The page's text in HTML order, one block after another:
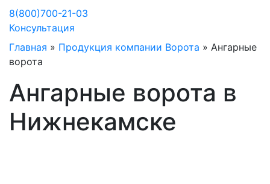
8(800)700-21-03
Консультация
Главная » Продукция компании Ворота » Ангарные
ворота
Ангарные ворота в
Нижнекамске